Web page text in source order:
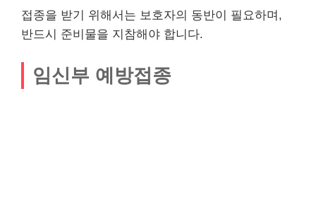
접종을 받기 위해서는 보호자의 동반이 필요하며,
반드시 준비물을 지참해야 합니다.
임신부 예방접종